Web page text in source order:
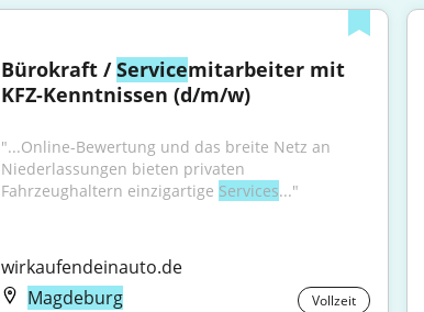
Bürokraft / Servicemitarbeiter mit
KFZ-Kenntnissen (d/m/w)
"...Online-Bewertung und das breite Netz an
Niederlassungen bieten privaten
Fahrzeughaltern einzigartige Services..."
wirkaufendeinauto.de
Magdeburg
Vollzeit